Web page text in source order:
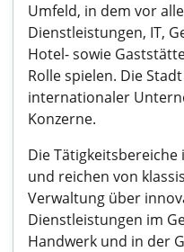
Umfeld, in dem vor
Dienstleistungen, IT,
Hotel- sowie
Rolle spielen. Die
internationaler
Konzerne.
Die
und reichen von
Verwaltung über
Dienstleistungen im
Handwerk und in der